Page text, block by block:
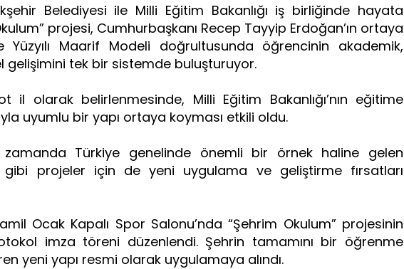
Belediyesi ile Milli Eğitim Bakanlığı iş birliğinde hayata
projesi, Cumhurbaşkanı Recep Tayyip Erdoğan’ın ortaya
Yüzyılı Maarif Modeli doğrultusunda öğrencinin akademik,
gelişimini tek bir sistemde buluşturuyor.
il olarak belirlenmesinde, Milli Eğitim Bakanlığı’nın eğitime
uyumlu bir yapı ortaya koyması etkili oldu.
Türkiye genelinde önemli bir örnek haline gelen
gibi projeler için de yeni uygulama ve geliştirme fırsatları
Ocak Kapalı Spor Salonu’nda “Şehrim Okulum” projesinin
imza töreni düzenlendi. Şehrin tamamını bir öğrenme
yeni yapı resmi olarak uygulamaya alındı.